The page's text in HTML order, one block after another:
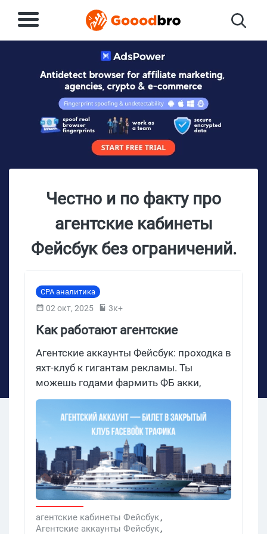
Честно и по факту про
агентские кабинеты
Фейсбук без ограничений.
CPA аналитика
02 окт, 2025 3к+
Как работают агентские
аккаунты ФБ для арбитража в
2026
Агентские аккаунты Фейсбук: проходка в
яхт-клуб к гигантам рекламы. Ты
можешь годами фармить ФБ акки,
проходить селфи хоть на палке, палить
бины и слетать в бан после первых
суток открута. А можешь один раз
разобраться, как работает агентский
аккаунт ФБ и перестать играть в
выживание. В статье разобрались, что
такое агентские кабинеты Фейсбук, как
откручивать по $80 000 с одного ФБ
аккаунта без банов, где взять агентские
аккаунты ФБ в аренду и больше. Заходи
агентские кабинеты Фейсбук,
Агентские аккаунты Фейсбук,